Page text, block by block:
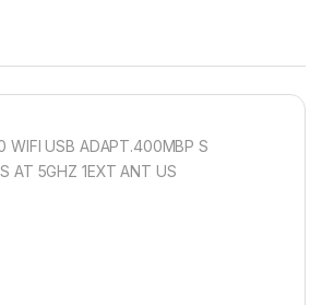
WIFI USB ADAPT.400MBP S
AT 5GHZ 1EXT ANT US